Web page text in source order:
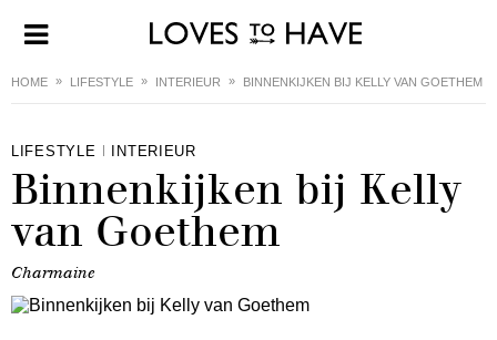
HOME LIFESTYLE INTERIEUR BINNENKIJKEN BIJ KELLY VAN GOETHEM
LIFESTYLE INTERIEUR
Binnenkijken bij Kelly
van Goethem
Charmaine